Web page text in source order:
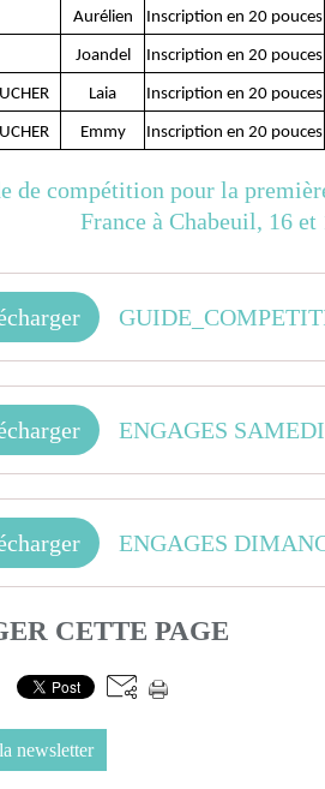
Aurélien Inscription en 20 pouces
Joandel Inscription en 20 pouces
Laia Inscription en 20 pouces
Emmy Inscription en 20 pouces
ENGAGES
ENGAGES
CETTE PAGE
newsletter